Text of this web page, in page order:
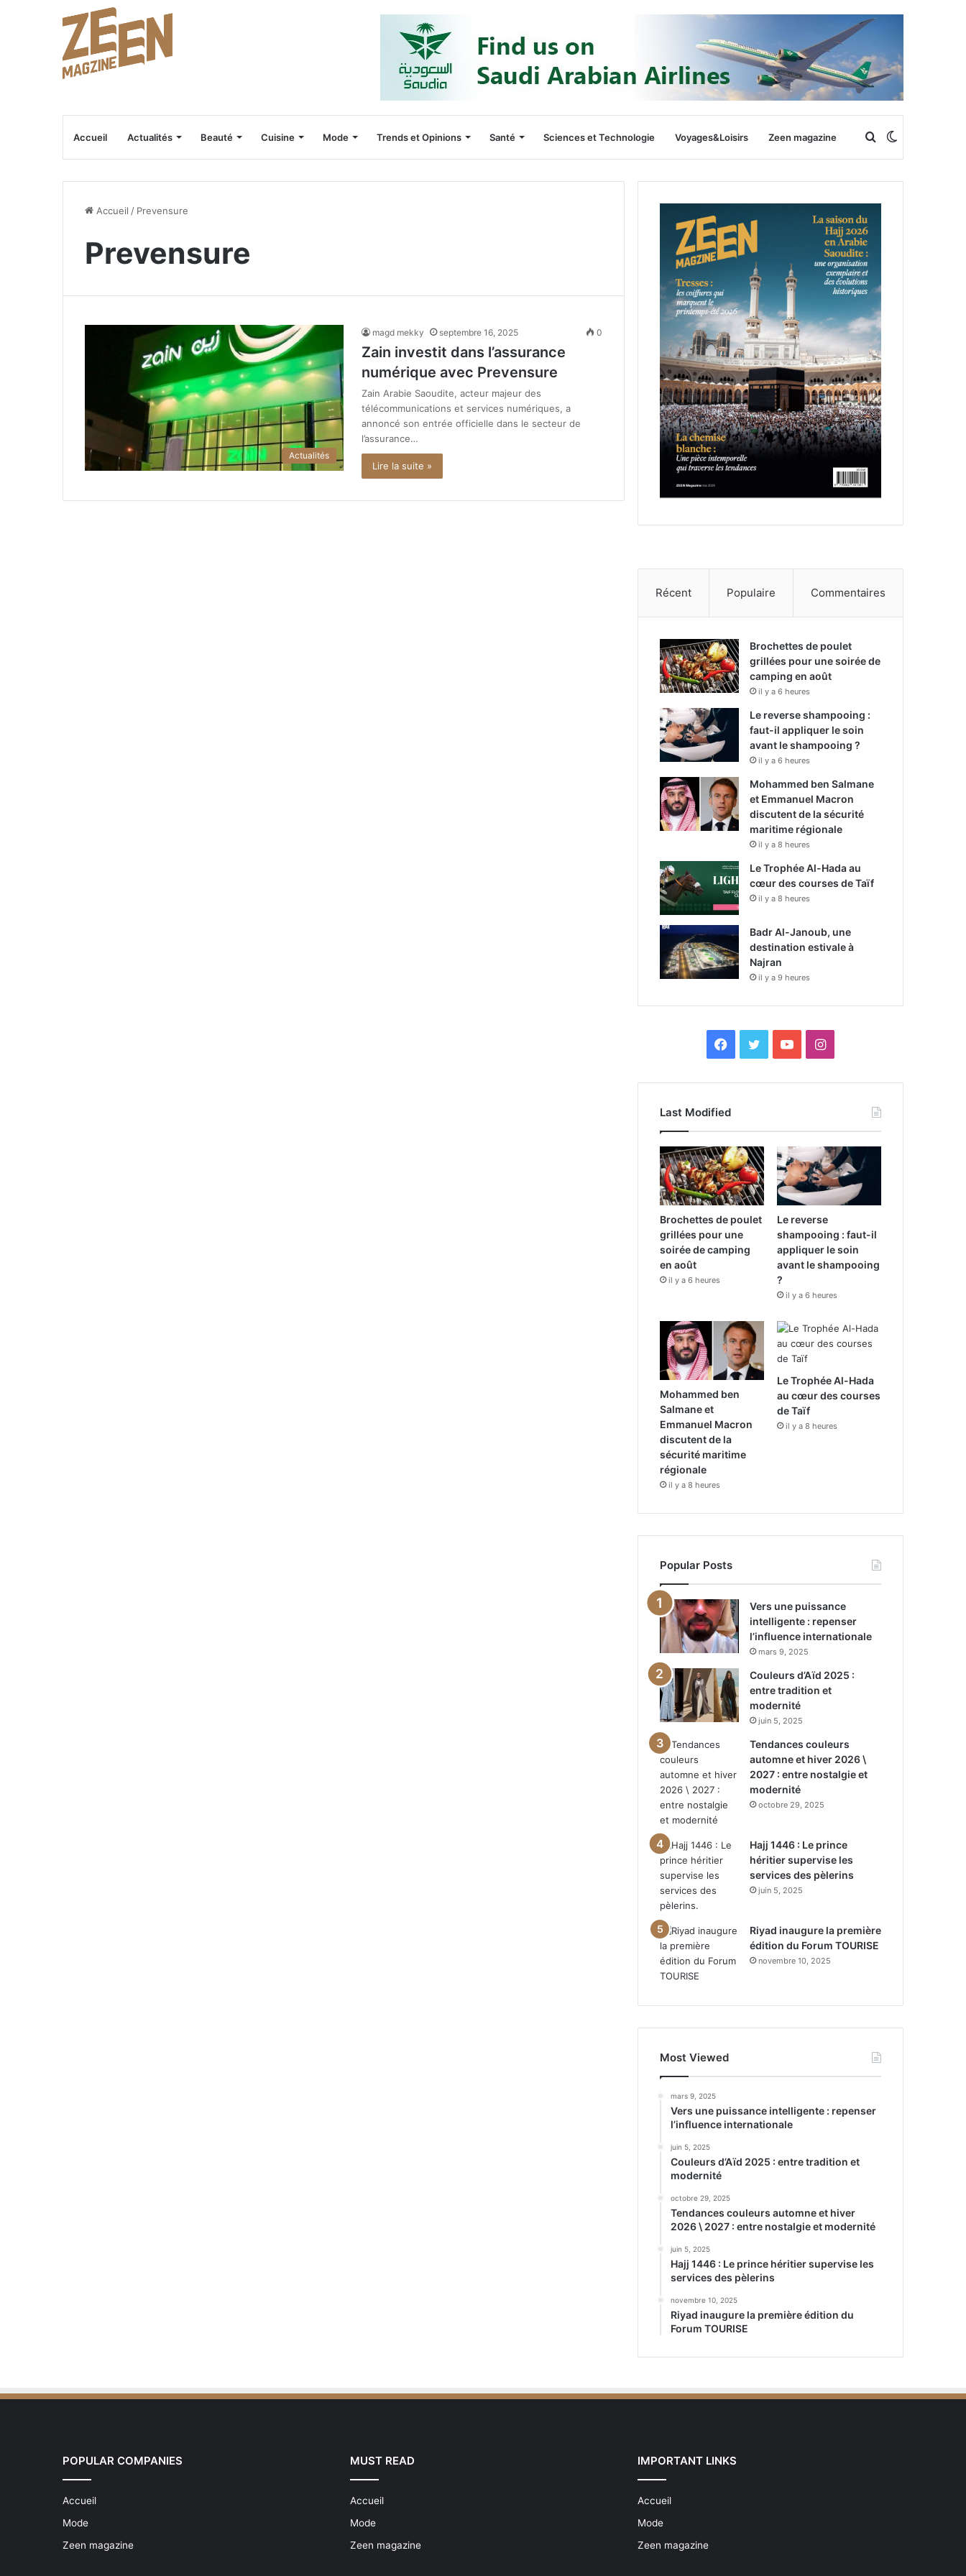
Accueil Actualités Beauté Cuisine Mode Trends et Opinions Santé Sciences et Technologie Voyages&Loisirs Zeen magazine
skin
Rechercher
Accueil / Prevensure
Prevensure
Actualités
magd mekky septembre 16, 2025 0
Zain investit dans l’assurance
numérique avec Prevensure
Zain Arabie Saoudite, acteur majeur des
télécommunications et services numériques, a
annoncé son entrée officielle dans le secteur de
l’assurance…
Lire la suite »
Récent Populaire Commentaires
Brochettes de poulet
grillées pour une soirée de
camping en août
il y a 6 heures
Le reverse shampooing :
faut-il appliquer le soin
avant le shampooing ?
il y a 6 heures
Mohammed ben Salmane
et Emmanuel Macron
discutent de la sécurité
maritime régionale
il y a 8 heures
Le Trophée Al-Hada au
cœur des courses de Taïf
il y a 8 heures
Badr Al-Janoub, une
destination estivale à
Najran
il y a 9 heures
e
b
o
o
k
T
u
b
e
I
t
a
g
r
a
Last Modified
Brochettes de poulet
grillées pour une
soirée de camping
en août
il y a 6 heures
Le reverse
shampooing : faut-il
appliquer le soin
avant le shampooing
?
il y a 6 heures
Mohammed ben
Salmane et
Emmanuel Macron
discutent de la
sécurité maritime
régionale
il y a 8 heures
Le Trophée Al-Hada
au cœur des courses
de Taïf
il y a 8 heures
Popular Posts
Vers une puissance
intelligente : repenser
l’influence internationale
mars 9, 2025
Couleurs d’Aïd 2025 :
entre tradition et
modernité
juin 5, 2025
Tendances couleurs
automne et hiver 2026 \
2027 : entre nostalgie et
modernité
octobre 29, 2025
Hajj 1446 : Le prince
héritier supervise les
services des pèlerins
juin 5, 2025
Riyad inaugure la première
édition du Forum TOURISE
novembre 10, 2025
Most Viewed
mars 9, 2025
Vers une puissance intelligente : repenser
l’influence internationale
juin 5, 2025
Couleurs d’Aïd 2025 : entre tradition et
modernité
octobre 29, 2025
Tendances couleurs automne et hiver
2026 \ 2027 : entre nostalgie et modernité
juin 5, 2025
Hajj 1446 : Le prince héritier supervise les
services des pèlerins
novembre 10, 2025
Riyad inaugure la première édition du
Forum TOURISE
POPULAR COMPANIES
Accueil
Mode
Zeen magazine
MUST READ
Accueil
Mode
Zeen magazine
IMPORTANT LINKS
Accueil
Mode
Zeen magazine